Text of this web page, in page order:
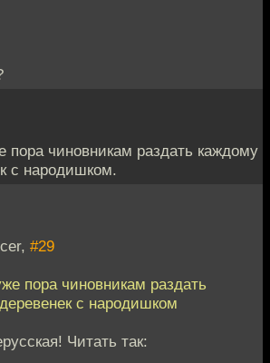
пора чиновникам раздать каждому
с народишком.
#29
пора чиновникам раздать
с народишком
Читать так: